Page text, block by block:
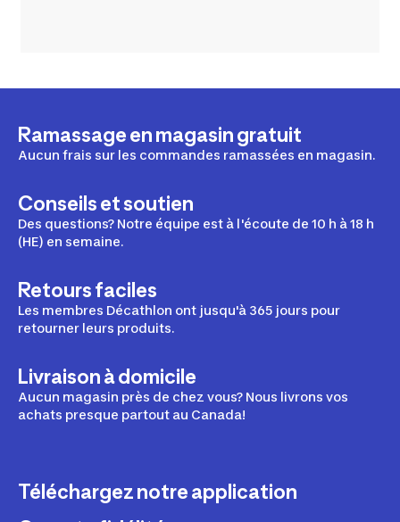
Ramassage en magasin gratuit
Aucun frais sur les commandes ramassées en magasin.
Conseils et soutien
Des questions? Notre équipe est à l'écoute de 10 h à 18 h
(HE) en semaine.
Retours faciles
Les membres Décathlon ont jusqu'à 365 jours pour
retourner leurs produits.
Livraison à domicile
Aucun magasin près de chez vous? Nous livrons vos
achats presque partout au Canada!
Téléchargez notre application